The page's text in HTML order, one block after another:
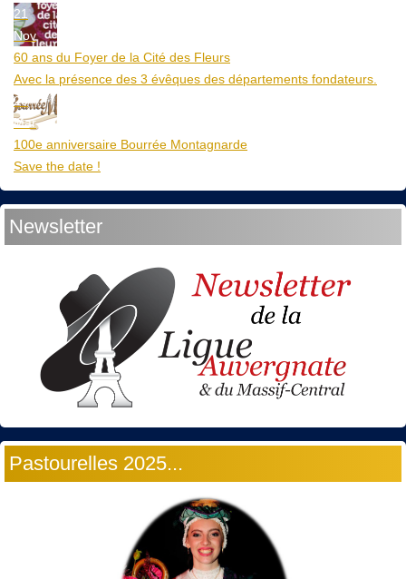
21
Nov
60 ans du Foyer de la Cité des Fleurs
Avec la présence des 3 évêques des départements fondateurs.
20
Mar
100e anniversaire Bourrée Montagnarde
Save the date !
Newsletter
Pastourelles 2025...